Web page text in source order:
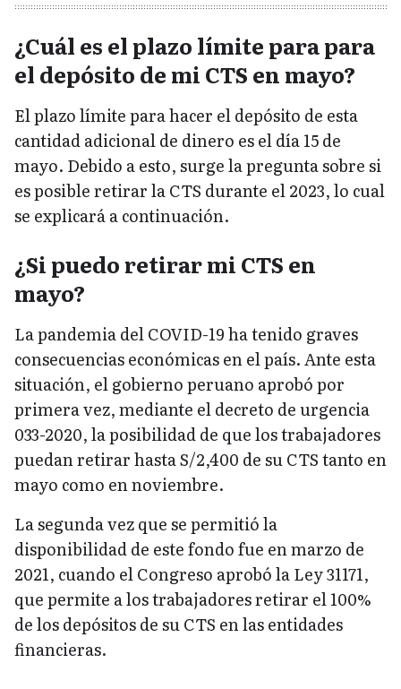
¿Cuál es el plazo límite para para
el depósito de mi CTS en mayo?
El plazo límite para hacer el depósito de esta
cantidad adicional de dinero es el día 15 de
mayo. Debido a esto, surge la pregunta sobre si
es posible retirar la CTS durante el 2023, lo cual
se explicará a continuación.
¿Si puedo retirar mi CTS en
mayo?
La pandemia del COVID-19 ha tenido graves
consecuencias económicas en el país. Ante esta
situación, el gobierno peruano aprobó por
primera vez, mediante el decreto de urgencia
033-2020, la posibilidad de que los trabajadores
puedan retirar hasta S/2,400 de su CTS tanto en
mayo como en noviembre.
La segunda vez que se permitió la
disponibilidad de este fondo fue en marzo de
2021, cuando el Congreso aprobó la Ley 31171,
que permite a los trabajadores retirar el 100%
de los depósitos de su CTS en las entidades
financieras.